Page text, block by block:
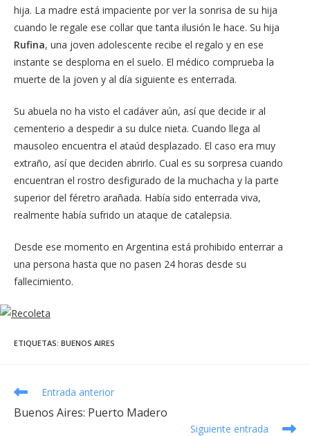
hija. La madre está impaciente por ver la sonrisa de su hija
cuando le regale ese collar que tanta ilusión le hace. Su hija
Rufina, una joven adolescente recibe el regalo y en ese
instante se desploma en el suelo. El médico comprueba la
muerte de la joven y al día siguiente es enterrada.
Su abuela no ha visto el cadáver aún, así que decide ir al
cementerio a despedir a su dulce nieta. Cuando llega al
mausoleo encuentra el ataúd desplazado. El caso era muy
extraño, así que deciden abrirlo. Cual es su sorpresa cuando
encuentran el rostro desfigurado de la muchacha y la parte
superior del féretro arañada. Había sido enterrada viva,
realmente había sufrido un ataque de catalepsia.
Desde ese momento en Argentina está prohibido enterrar a
una persona hasta que no pasen 24 horas desde su
fallecimiento.
ETIQUETAS: BUENOS AIRES
Leer
artículos
Entrada anterior
Buenos Aires: Puerto Madero
Siguiente entrada